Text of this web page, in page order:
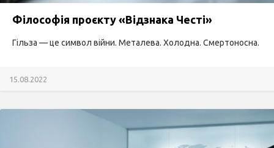
Філософія проєкту «Відзнака Честі»
Гільза — це символ війни. Металева. Холодна. Смертоносна.
15.08.2022